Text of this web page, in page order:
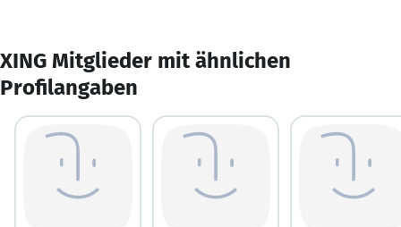
XING Mitglieder mit ähnlichen
Profilangaben